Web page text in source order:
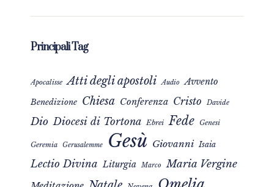
Principali Tag
Apocalisse Atti degli apostoli Audio Avvento
Benedizione Chiesa Conferenza Cristo Davide
Dio Diocesi di Tortona Ebrei Fede Genesi
Geremia Gerusalemme Gesù Giovanni Isaia
Lectio Divina Liturgia Marco Maria Vergine